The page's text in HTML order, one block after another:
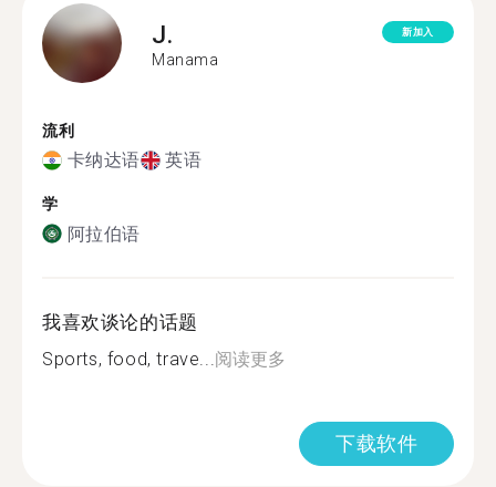
J.
Manama
新加入
流利
卡纳达语 英语
学
阿拉伯语
我喜欢谈论的话题
Sports, food, trave... 阅读更多
下载软件